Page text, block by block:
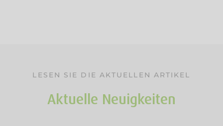
LESEN SIE DIE AKTUELLEN ARTIKEL
Aktuelle Neuigkeiten